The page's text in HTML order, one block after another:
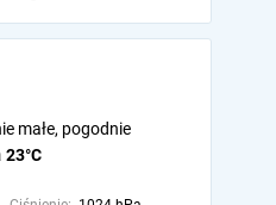
23°C
małe, pogodnie